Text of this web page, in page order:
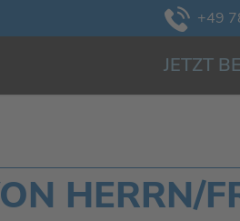
+49
JETZT
HERRN/